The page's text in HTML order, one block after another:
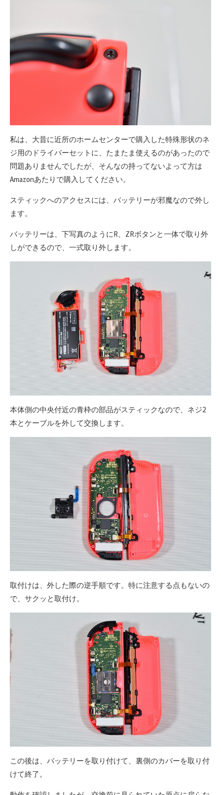
私は、大昔に近所のホームセンターで購入した特殊形状のネ
ジ用のドライバーセットに、たまたま使えるのがあったので
問題ありませんでしたが、そんなの持ってないよって方は
Amazonあたりで購入してください。
スティックへのアクセスには、バッテリーが邪魔なので外し
ます。
バッテリーは、下写真のようにR、ZRボタンと一体で取り外
しができるので、一式取り外します。
本体側の中央付近の青枠の部品がスティックなので、ネジ2
本とケーブルを外して交換します。
取付けは、外した際の逆手順です。特に注意する点もないの
で、サクッと取付け。
この後は、バッテリーを取り付けて、裏側のカバーを取り付
けて終了。